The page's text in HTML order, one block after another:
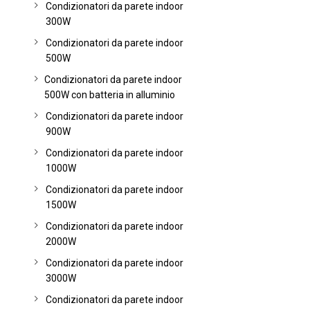
Condizionatori da parete indoor
300W
Condizionatori da parete indoor
500W
Condizionatori da parete indoor
500W con batteria in alluminio
Condizionatori da parete indoor
900W
Condizionatori da parete indoor
1000W
Condizionatori da parete indoor
1500W
Condizionatori da parete indoor
2000W
Condizionatori da parete indoor
3000W
Condizionatori da parete indoor